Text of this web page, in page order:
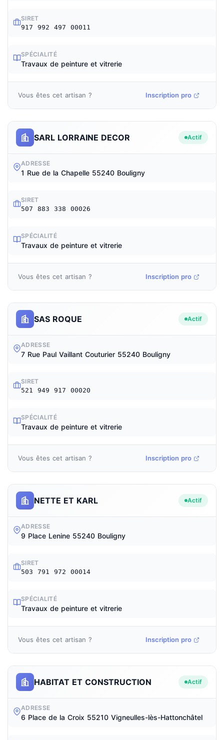
SIRET
917 992 497 00011
SPÉCIALITÉ
Travaux de peinture et vitrerie
Vous êtes cet artisan ? Inscription pro
SARL LORRAINE DECOR Actif
ADRESSE
1 Rue de la Chapelle 55240 Bouligny
SIRET
507 883 338 00026
SPÉCIALITÉ
Travaux de peinture et vitrerie
Vous êtes cet artisan ? Inscription pro
SAS ROQUE Actif
ADRESSE
7 Rue Paul Vaillant Couturier 55240 Bouligny
SIRET
521 949 917 00020
SPÉCIALITÉ
Travaux de peinture et vitrerie
Vous êtes cet artisan ? Inscription pro
NETTE ET KARL Actif
ADRESSE
9 Place Lenine 55240 Bouligny
SIRET
503 791 972 00014
SPÉCIALITÉ
Travaux de peinture et vitrerie
Vous êtes cet artisan ? Inscription pro
HABITAT ET CONSTRUCTION Actif
ADRESSE
6 Place de la Croix 55210 Vigneulles-lès-Hattonchâtel